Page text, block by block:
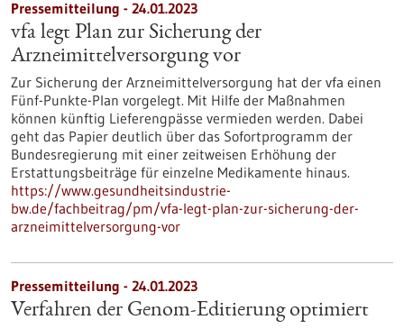
Pressemitteilung - 24.01.2023
vfa legt Plan zur Sicherung der
Arzneimittelversorgung vor
Zur Sicherung der Arzneimittelversorgung hat der vfa einen
Fünf-Punkte-Plan vorgelegt. Mit Hilfe der Maßnahmen
können künftig Lieferengpässe vermieden werden. Dabei
geht das Papier deutlich über das Sofortprogramm der
Bundesregierung mit einer zeitweisen Erhöhung der
Erstattungsbeiträge für einzelne Medikamente hinaus.
https://www.gesundheitsindustrie-
bw.de/fachbeitrag/pm/vfa-legt-plan-zur-sicherung-der-
arzneimittelversorgung-vor
Pressemitteilung - 24.01.2023
Verfahren der Genom-Editierung optimiert